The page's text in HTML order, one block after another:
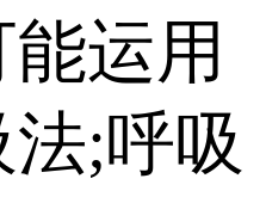
运用
;呼吸